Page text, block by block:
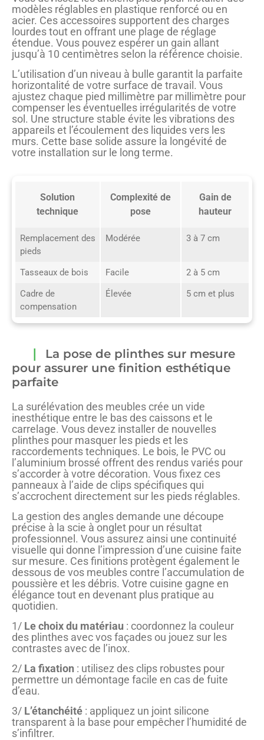
modèles réglables en plastique renforcé ou en
acier. Ces accessoires supportent des charges
lourdes tout en offrant une plage de réglage
étendue. Vous pouvez espérer un gain allant
jusqu’à 10 centimètres selon la référence choisie.
L’utilisation d’un niveau à bulle garantit la parfaite
horizontalité de votre surface de travail. Vous
ajustez chaque pied millimètre par millimètre pour
compenser les éventuelles irrégularités de votre
sol. Une structure stable évite les vibrations des
appareils et l’écoulement des liquides vers les
murs. Cette base solide assure la longévité de
votre installation sur le long terme.
Solution
technique
Complexité de
pose
Gain de
hauteur
Remplacement des
pieds
Modérée 3 à 7 cm
Tasseaux de bois Facile
2 à 5 cm
Cadre de
compensation
Élevée 5 cm et plus
La pose de plinthes sur mesure
pour assurer une finition esthétique
parfaite
La surélévation des meubles crée un vide
inesthétique entre le bas des caissons et le
carrelage. Vous devez installer de nouvelles
plinthes pour masquer les pieds et les
raccordements techniques. Le bois, le PVC ou
l’aluminium brossé offrent des rendus variés pour
s’accorder à votre décoration. Vous fixez ces
panneaux à l’aide de clips spécifiques qui
s’accrochent directement sur les pieds réglables.
La gestion des angles demande une découpe
précise à la scie à onglet pour un résultat
professionnel. Vous assurez ainsi une continuité
visuelle qui donne l’impression d’une cuisine faite
sur mesure. Ces finitions protègent également le
dessous de vos meubles contre l’accumulation de
poussière et les débris. Votre cuisine gagne en
élégance tout en devenant plus pratique au
quotidien.
1/ Le choix du matériau : coordonnez la couleur
des plinthes avec vos façades ou jouez sur les
contrastes avec de l’inox.
2/ La fixation : utilisez des clips robustes pour
permettre un démontage facile en cas de fuite
d’eau.
3/ L’étanchéité : appliquez un joint silicone
transparent à la base pour empêcher l’humidité de
s’infiltrer.